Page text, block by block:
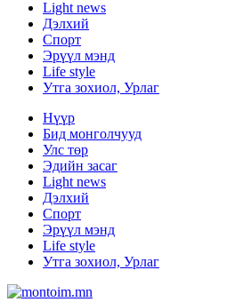
Light news
Дэлхий
Спорт
Эрүүл мэнд
Life style
Утга зохиол, Урлаг
Нүүр
Бид монголчууд
Улс төр
Эдийн засаг
Light news
Дэлхий
Спорт
Эрүүл мэнд
Life style
Утга зохиол, Урлаг